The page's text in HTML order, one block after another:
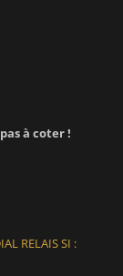
à coter !
RELAIS SI :